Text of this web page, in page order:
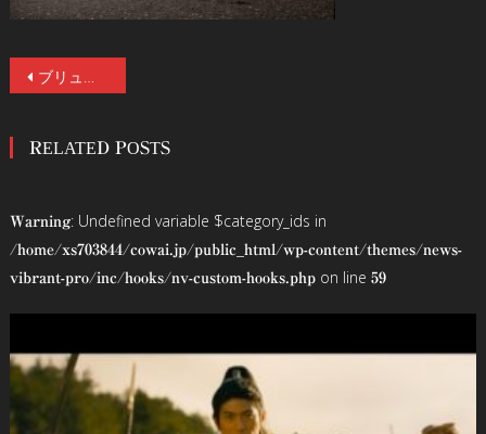
投
ナ
ゲ
ー
ョ
ン
ブリュッセル国際ファンタスティック映画祭のアジア部門で見事グランプリを授賞！藤井秀剛が《幼児虐待》をテーマに描く“和”のスラッシャー・ホラー『超擬態人間』が10月30日より公開！
RELATED POSTS
Warning: Undefined variable $category_ids in
/home/xs703844/cowai.jp/public_html/wp-content/themes/news-
vibrant-pro/inc/hooks/nv-custom-hooks.phpon line 59